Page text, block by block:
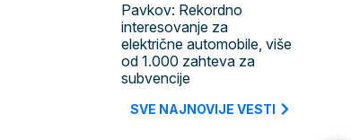
Pavkov: Rekordno
interesovanje za
električne automobile, više
od 1.000 zahteva za
subvencije
SVE NAJNOVIJE VESTI